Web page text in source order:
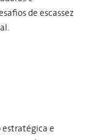
de escassez
estratégica e